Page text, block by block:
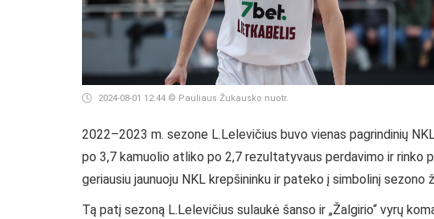
2024-08-01 12:44 © Pauliaus Žukausko nuotr.
2022–2023 m. sezone L.Lelevičius buvo vienas pagrindinių
po 3,7 kamuolio atliko po 2,7 rezultatyvaus perdavimo ir rinko
geriausiu jaunuoju NKL krepšininku ir pateko į simbolinį sezono
Tą patį sezoną L.Lelevičius sulaukė šanso ir „Žalgirio“ vyrų